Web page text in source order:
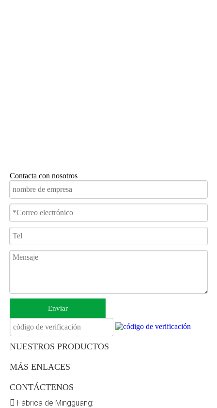
Contacta con nosotros
Enviar
NUESTROS PRODUCTOS
MÁS ENLACES
CONTÁCTENOS
 Fábrica de Mingguang: